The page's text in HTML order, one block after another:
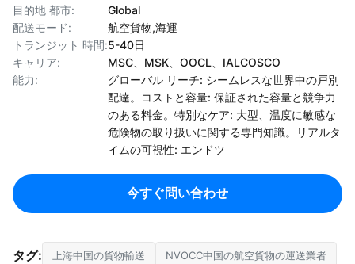
目的地 都市:
Global
配送モード:
航空貨物,海運
トランジット 時間:5-40日
キャリア:
MSC、MSK、OOCL、IALCOSCO
能力:
グローバル リーチ: シームレスな世界中の戸別
配達。コストと容量: 保証された容量と競争力
のある料金。特別なケア: 大型、温度に敏感な
危険物の取り扱いに関する専門知識。リアルタ
イムの可視性: エンドツ
今すぐ問い合わせ
タグ: 上海中国の貨物輸送 NVOCC中国の航空貨物の運送業者